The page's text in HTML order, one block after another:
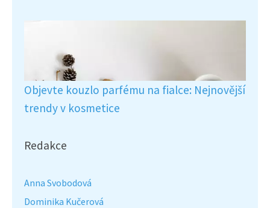
Objevte kouzlo parfému na fialce: Nejnovější
trendy v kosmetice
Redakce
Anna Svobodová
Dominika Kučerová